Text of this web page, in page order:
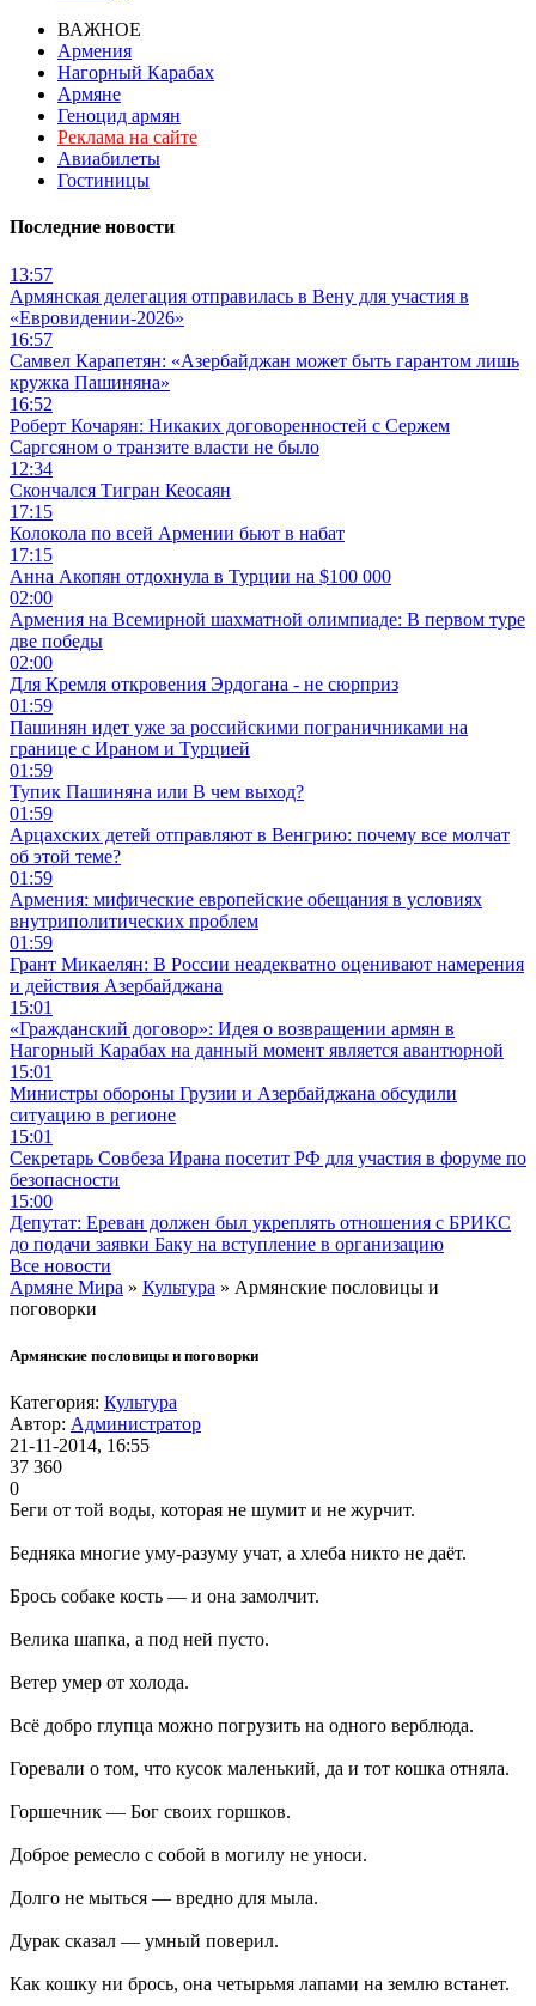
ВАЖНОЕ
Армения
Нагорный Карабах
Армяне
Геноцид армян
Реклама на сайте
Авиабилеты
Гостиницы
Последние новости
13:57
Армянская делегация отправилась в Вену для участия в
«Евровидении-2026»
16:57
Самвел Карапетян: «Азербайджан может быть гарантом лишь
кружка Пашиняна»
16:52
Роберт Кочарян: Никаких договоренностей с Сержем
Саргсяном о транзите власти не было
12:34
Скончался Тигран Кеосаян
17:15
Колокола по всей Армении бьют в набат
17:15
Анна Акопян отдохнула в Турции на $100 000
02:00
Армения на Всемирной шахматной олимпиаде: В первом туре
две победы
02:00
Для Кремля откровения Эрдогана - не сюрприз
01:59
Пашинян идет уже за российскими пограничниками на
границе с Ираном и Турцией
01:59
Тупик Пашиняна или В чем выход?
01:59
Арцахских детей отправляют в Венгрию: почему все молчат
об этой теме?
01:59
Армения: мифические европейские обещания в условиях
внутриполитических проблем
01:59
Грант Микаелян: В России неадекватно оценивают намерения
и действия Азербайджана
15:01
«Гражданский договор»: Идея о возвращении армян в
Нагорный Карабах на данный момент является авантюрной
15:01
Министры обороны Грузии и Азербайджана обсудили
ситуацию в регионе
15:01
Секретарь Совбеза Ирана посетит РФ для участия в форуме по
безопасности
15:00
Депутат: Ереван должен был укреплять отношения с БРИКС
до подачи заявки Баку на вступление в организацию
Все новости
Армяне Мира » Культура » Армянские пословицы и
поговорки
Армянские пословицы и поговорки
Категория: Культура
Автор: Администратор
21-11-2014, 16:55
37 360
0
Беги от той воды, которая не шумит и не журчит.
Бедняка многие уму-разуму учат, а хлеба никто не даёт.
Брось собаке кость — и она замолчит.
Велика шапка, а под ней пусто.
Ветер умер от холода.
Всё добро глупца можно погрузить на одного верблюда.
Горевали о том, что кусок маленький, да и тот кошка отняла.
Горшечник — Бог своих горшков.
Доброе ремесло с собой в могилу не уноси.
Долго не мыться — вредно для мыла.
Дурак сказал — умный поверил.
Как кошку ни брось, она четырьмя лапами на землю встанет.